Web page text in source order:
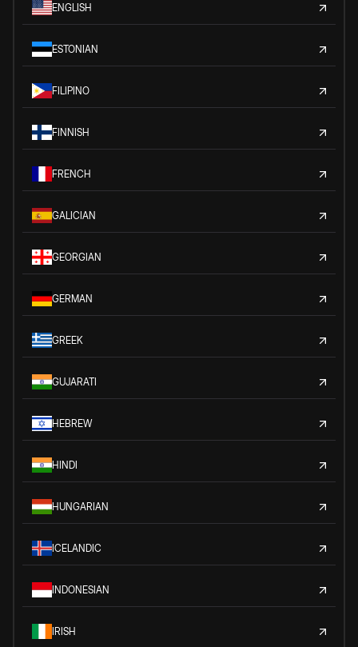
ENGLISH
ESTONIAN
FILIPINO
FINNISH
FRENCH
GALICIAN
GEORGIAN
GERMAN
GREEK
GUJARATI
HEBREW
HINDI
HUNGARIAN
ICELANDIC
INDONESIAN
IRISH